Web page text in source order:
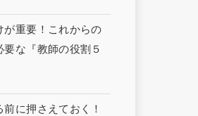
が重要！これからの
要な『教師の役割５
前に押さえておく！